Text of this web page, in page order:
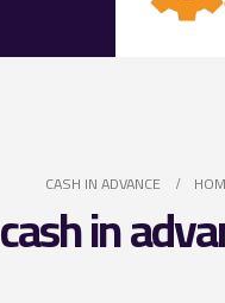
CASH IN ADVANCE
cash in